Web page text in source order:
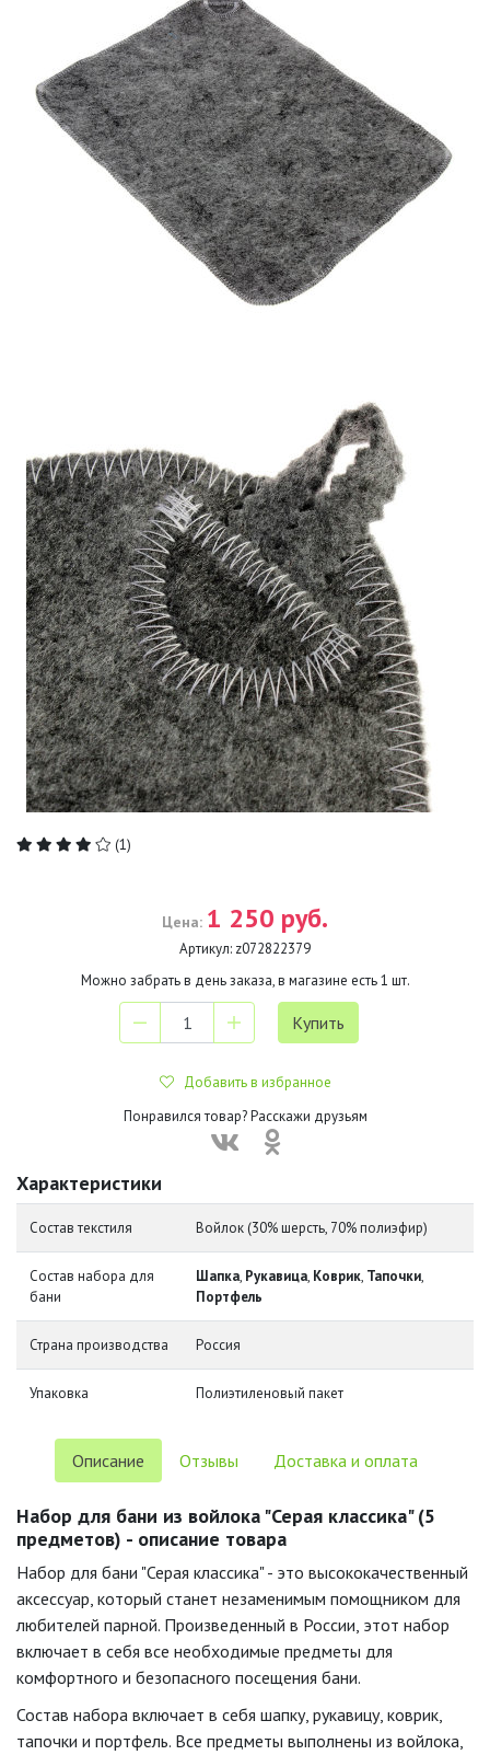
(1)
Цена: 1 250 руб.
Артикул: z072822379
Можно забрать в день заказа, в магазине есть1 шт.
Добавить в избранное
Понравился товар? Расскажи друзьям
Характеристики
Состав текстиля Войлок (30% шерсть, 70% полиэфир)
Состав набора для
бани
Шапка, Рукавица, Коврик, Тапочки,
Портфель
Страна производства Россия
Упаковка Полиэтиленовый пакет
Описание Отзывы Доставка и оплата
Набор для бани из войлока "Серая классика" (5
предметов) - описание товара
Набор для бани "Серая классика" - это высококачественный
аксессуар, который станет незаменимым помощником для
любителей парной. Произведенный в России, этот набор
включает в себя все необходимые предметы для
комфортного и безопасного посещения бани.
Состав набора включает в себя шапку, рукавицу, коврик,
тапочки и портфель. Все предметы выполнены из войлока,